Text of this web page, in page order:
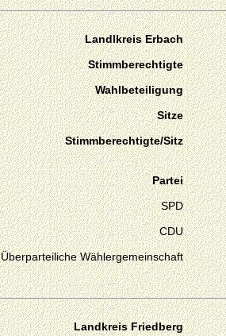
Landlkreis Erbach
Stimmberechtigte
Wahlbeteiligung
Sitze
Stimmberechtigte/Sitz
Partei
SPD
CDU
Überparteiliche Wählergemeinschaft
Landkreis Friedberg